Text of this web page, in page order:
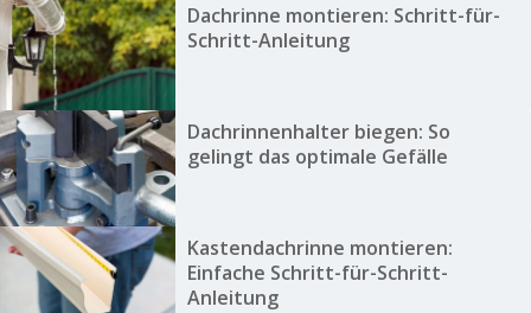
Dachrinne montieren: Schritt-für-
Schritt-Anleitung
Dachrinnenhalter biegen: So
gelingt das optimale Gefälle
Kastendachrinne montieren:
Einfache Schritt-für-Schritt-
Anleitung